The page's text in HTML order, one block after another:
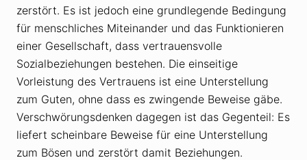
zerstört. Es ist jedoch eine grundlegende Bedingung
für menschliches Miteinander und das Funktionieren
einer Gesellschaft, dass vertrauensvolle
Sozialbeziehungen bestehen. Die einseitige
Vorleistung des Vertrauens ist eine Unterstellung
zum Guten, ohne dass es zwingende Beweise gäbe.
Verschwörungsdenken dagegen ist das Gegenteil: Es
liefert scheinbare Beweise für eine Unterstellung
zum Bösen und zerstört damit Beziehungen.